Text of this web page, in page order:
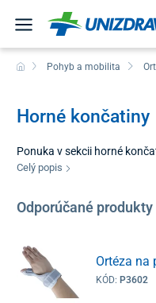
Pohyb a mobilita
Horné končatiny
Ponuka v sekcii horné
fixáciu ramien, lakťov,
mechanicky obmedzili
preťaženia svalových
bandáže na horné
stability.
Celý popis
Odporúčané
Ortéza na
KÓD: P3602